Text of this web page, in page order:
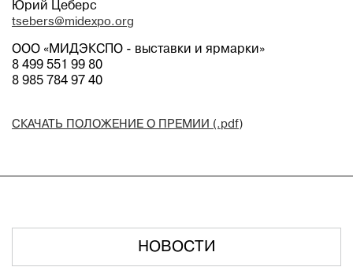
Юрий Цеберс
tsebers@midexpo.org
ООО «МИДЭКСПО - выставки и ярмарки»
8 499 551 99 80
8 985 784 97 40
СКАЧАТЬ ПОЛОЖЕНИЕ О ПРЕМИИ (.pdf)
НОВОСТИ